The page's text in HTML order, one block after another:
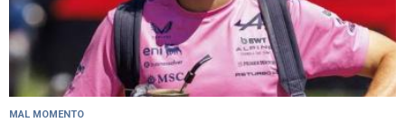
MAL MOMENTO